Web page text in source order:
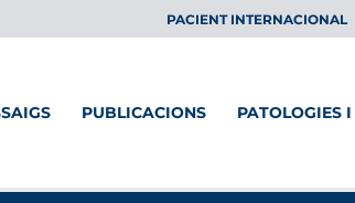
PACIENT INTERNACIONAL
PUBLICACIONS PATOLOGIES